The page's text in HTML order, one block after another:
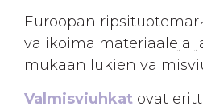
Euroopan
valikoima materiaaleja
mukaan lukien
Valmisviuhkat ovat